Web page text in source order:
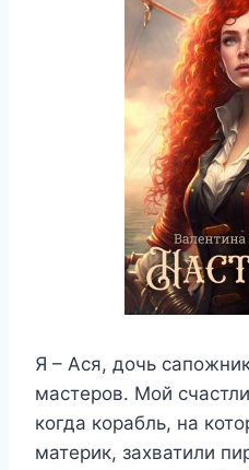
Я – Ася, дочь
мастеров. Мой
когда корабль, на
материк, захватили